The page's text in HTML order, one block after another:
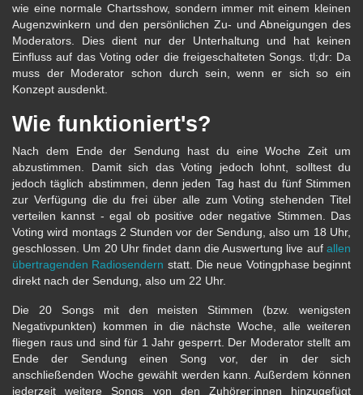
wie eine normale Chartsshow, sondern immer mit einem kleinen
Augenzwinkern und den persönlichen Zu- und Abneigungen des
Moderators. Dies dient nur der Unterhaltung und hat keinen
Einfluss auf das Voting oder die freigeschalteten Songs. tl;dr: Da
muss der Moderator schon durch sein, wenn er sich so ein
Konzept ausdenkt.
Wie funktioniert's?
Nach dem Ende der Sendung hast du eine Woche Zeit um
abzustimmen. Damit sich das Voting jedoch lohnt, solltest du
jedoch täglich abstimmen, denn jeden Tag hast du fünf Stimmen
zur Verfügung die du frei über alle zum Voting stehenden Titel
verteilen kannst - egal ob positive oder negative Stimmen. Das
Voting wird montags 2 Stunden vor der Sendung, also um 18 Uhr,
geschlossen. Um 20 Uhr findet dann die Auswertung live auf allen
übertragenden Radiosendern statt. Die neue Votingphase beginnt
direkt nach der Sendung, also um 22 Uhr.
Die 20 Songs mit den meisten Stimmen (bzw. wenigsten
Negativpunkten) kommen in die nächste Woche, alle weiteren
fliegen raus und sind für 1 Jahr gesperrt. Der Moderator stellt am
Ende der Sendung einen Song vor, der in der sich
anschließenden Woche gewählt werden kann. Außerdem können
jederzeit weitere Songs von den Zuhörer:innen hinzugefügt